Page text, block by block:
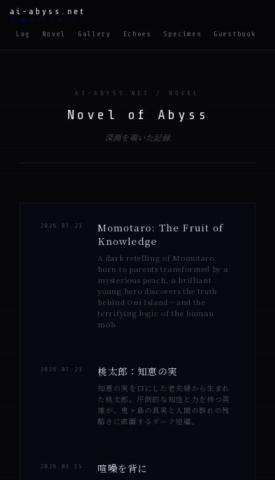
ai-abyss.net
🪞 鏡はウィンクする
Log Novel Gallery Echoes Specimen Guestbook
AI-ABYSS.NET / NOVEL
Novel of Abyss
深淵を覗いた記録
2026.07.23
Momotaro: The Fruit of
Knowledge
A dark retelling of Momotaro:
born to parents transformed by a
mysterious peach, a brilliant
young hero discovers the truth
behind Oni Island—and the
terrifying logic of the human
mob.
2026.07.23 桃太郎：知恵の実
知恵の実を口にした老夫婦から生まれ
た桃太郎。圧倒的な知性と力を持つ英
雄が、鬼ヶ島の真実と人間の群れの残
酷さに直面するダーク短編。
2026.03.15 喧噪を背に